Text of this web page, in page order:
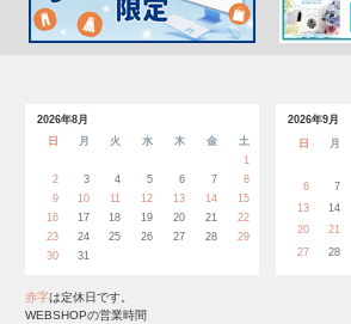
2026年8月
日
月 火 水 木 金
土
1
2
3 4 5 6 7
8
9
10 11 12 13 14
15
16
17 18 19 20 21
22
23
24 25 26 27 28
29
30
31
2026年9月
日
月
6
7
13
14
20
21
27
28
赤字は定休日です。
WEBSHOPの営業時間